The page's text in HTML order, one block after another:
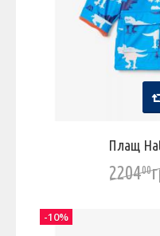
Плащ
220400
-10%